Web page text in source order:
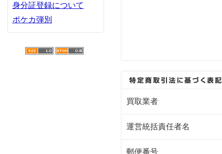
身分証登録について
ポケカ弾別
買取業者
運営統括責任者名
郵便番号